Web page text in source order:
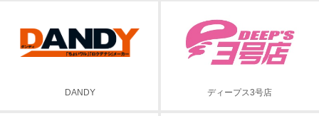
DANDY ディープス3号店